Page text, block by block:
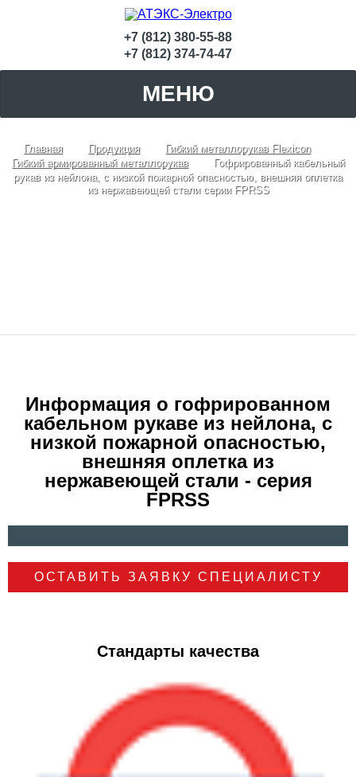
+7 (812) 380-55-88
+7 (812) 374-74-47
МЕНЮ
Главная Продукция
Гибкий металлорукав Flexicon
Гибкий армированный металлорукав
Гофрированный кабельный
рукав из нейлона, с низкой пожарной опасностью, внешняя оплетка
из нержавеющей стали серии FPRSS
Информация о гофрированном
кабельном рукаве из нейлона, с
низкой пожарной опасностью,
внешняя оплетка из
нержавеющей стали - серия
FPRSS
ОСТАВИТЬ ЗАЯВКУ СПЕЦИАЛИСТУ
Стандарты качества